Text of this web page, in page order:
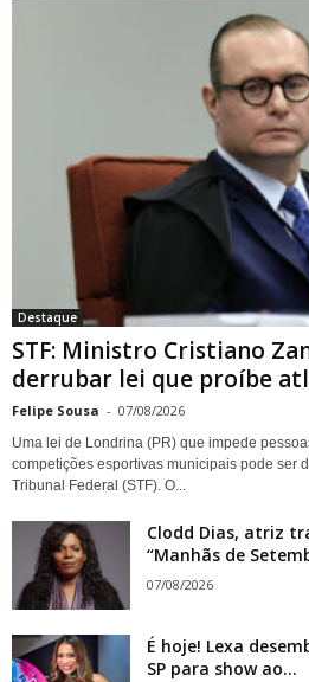
vota
proíbe
em
Destaque
STF: Ministro Cristiano
derrubar lei que proíbe
Felipe Sousa - 07/08/2026
Uma lei de Londrina (PR) que impede
competições esportivas municipais pode ser
Tribunal Federal (STF). O...
Clodd Dias, atriz
“Manhãs de
07/08/2026
É hoje! Lexa
SP para show ao...